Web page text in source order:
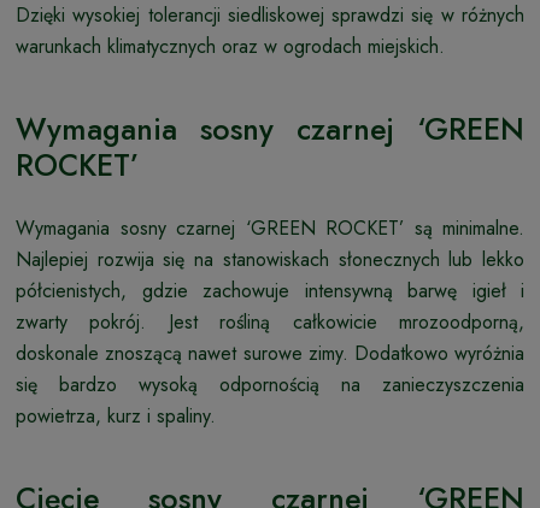
Dzięki wysokiej tolerancji siedliskowej sprawdzi się w różnych
warunkach klimatycznych oraz w ogrodach miejskich.
Wymagania sosny czarnej ‘GREEN
ROCKET’
Wymagania sosny czarnej ‘GREEN ROCKET’ są minimalne.
Najlepiej rozwija się na stanowiskach słonecznych lub lekko
półcienistych, gdzie zachowuje intensywną barwę igieł i
zwarty pokrój. Jest rośliną całkowicie mrozoodporną,
doskonale znoszącą nawet surowe zimy. Dodatkowo wyróżnia
się bardzo wysoką odpornością na zanieczyszczenia
powietrza, kurz i spaliny.
Cięcie sosny czarnej ‘GREEN